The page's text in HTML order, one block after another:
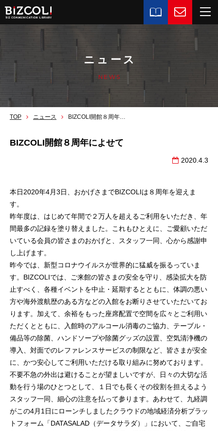
ニュース
NEWS
TOP ニュース BIZCOLI開館８周年によせて
BIZCOLI開館８周年によせて
2020.4.3
本日2020年4月3日、おかげさまでBIZCOLIは８周年を迎えま
す。
昨年度は、はじめて年間で２万人を超えるご利用をいただき、年
間最多の記録を塗り替えました。これもひとえに、ご愛顧いただ
いている会員の皆さまのおかげと、スタッフ一同、心から感謝申
し上げます。
昨今では、新型コロナウイルスが世界的に猛威を振るっていま
す。BIZCOLIでは、ご来館の皆さまの安全を守り、感染拡大を防
止すべく、各種イベントを中止・延期するとともに、体調の悪い
方や海外渡航歴のある方などの入館をお断りさせていただいてお
ります。加えて、余裕をもった座席配置で空間を広々とご利用い
ただくとともに、入館時のアルコール消毒のご協力、テーブル・
備品等の除菌、ハンドソープや除菌グッズの設置、空気清浄機の
導入、対面でのレファレンスサービスの制限など、皆さまが安全
に、かつ安心してご利用いただける取り組みに努めております。
不要不急の外出は避けることが望ましいですが、日々の大切な活
動を行う場のひとつとして、１日でも長くその役割を担えるよう
スタッフ一同、細心の注意を払って参ります。あわせて、九経調
がこの4月1日にローンチしましたクラウドの地域経済分析プラッ
トフォーム「DATASALAD（データサラダ）」において、ご自宅